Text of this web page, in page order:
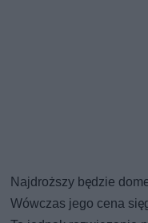
Najdroższy będzie
Wówczas jego cena